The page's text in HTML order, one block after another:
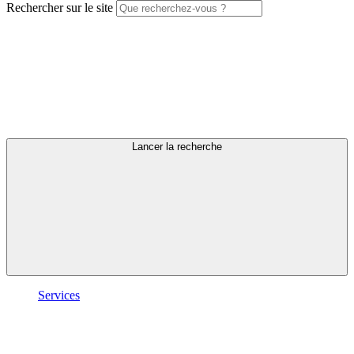
Rechercher sur le site
Lancer la recherche
Services